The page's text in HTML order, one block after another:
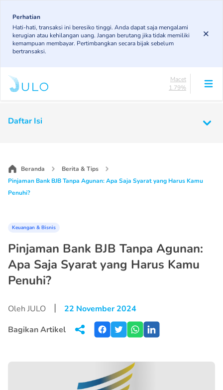
main
content
Perhatian
Hati-hati, transaksi ini beresiko tinggi. Anda dapat saja mengalami
kerugian atau kehilangan uang. Jangan berutang jika tidak memiliki
kemampuan membayar. Pertimbangkan secara bijak sebelum
bertransaksi.
Main
3.43%
KL
4.85%
Macet
1.79%
Macet
Daftar Isi
Beranda
Berita & Tips
Pinjaman Bank BJB Tanpa Agunan: Apa Saja Syarat yang Harus Kamu
Penuhi?
Keuangan & Bisnis
Pinjaman Bank BJB Tanpa Agunan:
Apa Saja Syarat yang Harus Kamu
Penuhi?
Oleh JULO |
22 November 2024
Bagikan Artikel